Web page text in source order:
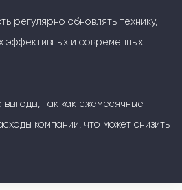
регулярно обновлять технику,
эффективных и современных
так как ежемесячные
компании, что может снизить